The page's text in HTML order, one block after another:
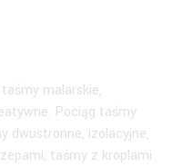
malarskie,
Pociąg taśmy
dwustronne, izolacyjne,
taśmy z kroplami